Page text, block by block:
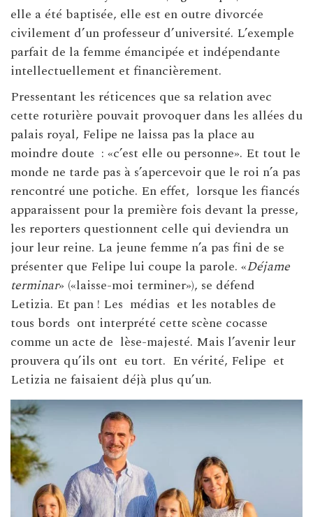
elle a été baptisée, elle est en outre divorcée
civilement d’un professeur d’université. L’exemple
parfait de la femme émancipée et indépendante
intellectuellement et financièrement.
Pressentant les réticences que sa relation avec
cette roturière pouvait provoquer dans les allées du
palais royal, Felipe ne laissa pas la place au
moindre doute : «c’est elle ou personne». Et tout le
monde ne tarde pas à s’apercevoir que le roi n’a pas
rencontré une potiche. En effet, lorsque les fiancés
apparaissent pour la première fois devant la presse,
les reporters questionnent celle qui deviendra un
jour leur reine. La jeune femme n’a pas fini de se
présenter que Felipe lui coupe la parole. «Déjame
terminar» («laisse-moi terminer»), se défend
Letizia. Et pan ! Les médias et les notables de
tous bords ont interprété cette scène cocasse
comme un acte de lèse-majesté. Mais l’avenir leur
prouvera qu’ils ont eu tort. En vérité, Felipe et
Letizia ne faisaient déjà plus qu’un.